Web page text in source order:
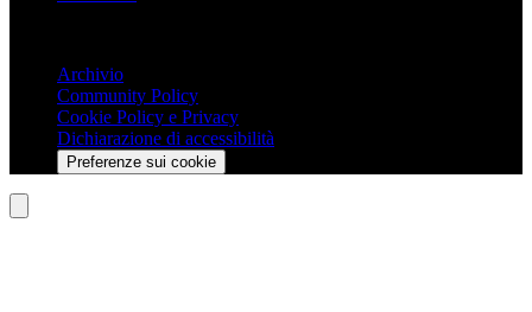
Archivio
Community Policy
Cookie Policy e Privacy
Dichiarazione di accessibilità
Preferenze sui cookie